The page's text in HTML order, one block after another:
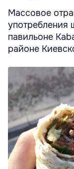
Массовое
употребления
павильоне
районе